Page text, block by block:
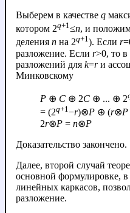
Выберем в качестве q
котором 2q+1 ≤n, и
деления n на 2q+1). Если r
разложение. Если r>0, то
разложений для k=rи
Минковскому
P ⊕ C ⊕ 2C ⊕ ... ⊕ 2
= (2q+1 −r)⊗P ⊕ (r⊗P
2r⊗P = n⊗P
Доказательство закончено.
Далее, второй случай
основной формулировке, в
линейных каркасов,
разложение.